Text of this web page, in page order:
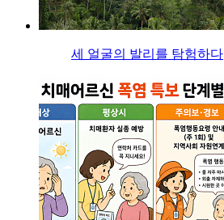
세 얼굴의 발리를 탐험하다